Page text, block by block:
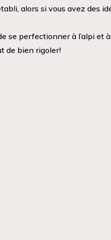
alors si vous avez des
se perfectionner à l’alpi et
de bien rigoler!